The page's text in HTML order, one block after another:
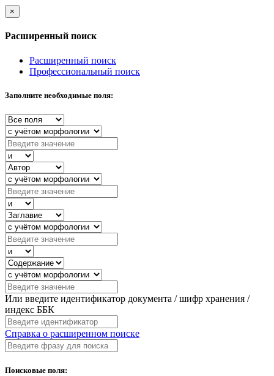
×
Расширенный поиск
Расширенный поиск
Профессиональный поиск
Заполните необходимые поля:
Или введите идентификатор документа / шифр хранения /
индекс ББК
Справка о расширенном поиске
Поисковые поля: